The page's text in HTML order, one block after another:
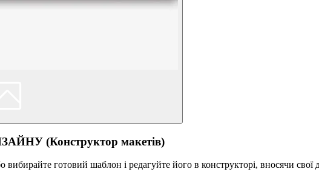
(Конструктор макетів)
готовий шаблон і редагуйте його в конструкторі, вносячи